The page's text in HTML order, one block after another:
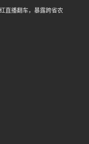
直播翻车，暴露跨省农